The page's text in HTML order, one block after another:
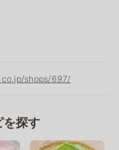
shops/697/
を探す